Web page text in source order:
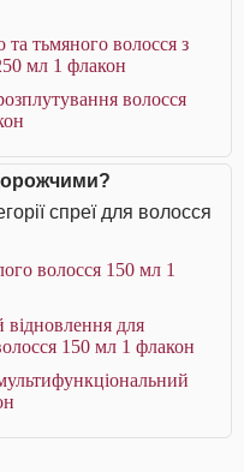
тьмяного волосся з
мл 1 флакон
волосся
спреї для волосся
волосся 150 мл 1
для
150 мл 1 флакон